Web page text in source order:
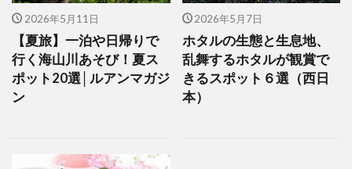
2026年5月11日
【夏旅】一泊や日帰りで
行く海山川あそび！夏ス
ポット20選│ルアンマガジ
ン
2026年5月7日
ホタルの生態と生息地、
乱舞するホタルが観賞で
きるスポット６選（西日
本）